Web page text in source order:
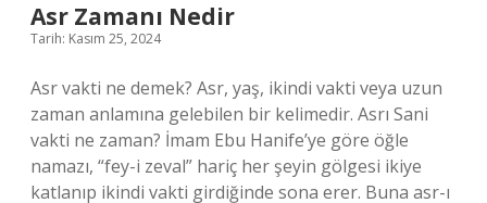
Asr Zamanı Nedir
Tarih: Kasım 25, 2024
Asr vakti ne demek? Asr, yaş, ikindi vakti veya uzun
zaman anlamına gelebilen bir kelimedir. Asrı Sani
vakti ne zaman? İmam Ebu Hanife’ye göre öğle
namazı, “fey-i zeval” hariç her şeyin gölgesi ikiye
katlanıp ikindi vakti girdiğinde sona erer. Buna asr-ı